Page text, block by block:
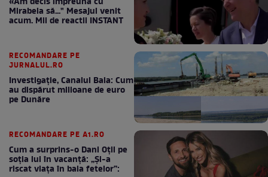
Mirabela să..." Mesajul venit
acum. Mii de reactii INSTANT
RECOMANDARE PE
JURNALUL.RO
Investigație, Canalul Bala: Cum
au dispărut milioane de euro
pe Dunăre
RECOMANDARE PE A1.RO
Cum a surprins-o Dani Oțil pe
soția lui în vacanță: „Și-a
riscat viața în baia fetelor”: